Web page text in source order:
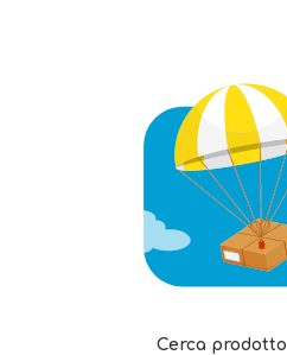
Cerca prodotto